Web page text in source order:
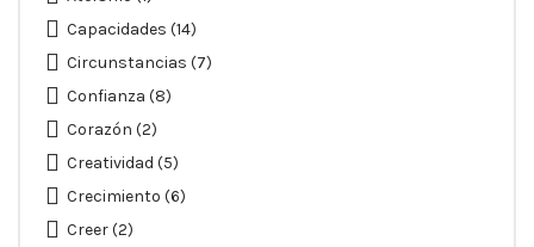
Capacidades (14)
Circunstancias (7)
Confianza (8)
Corazón (2)
Creatividad (5)
Crecimiento (6)
Creer(2)